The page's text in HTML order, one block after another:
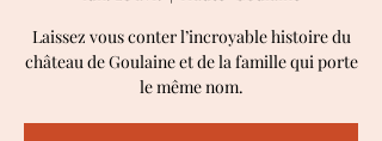
Laissez vous conter l’incroyable histoire du
château de Goulaine et de la famille qui porte
le même nom.